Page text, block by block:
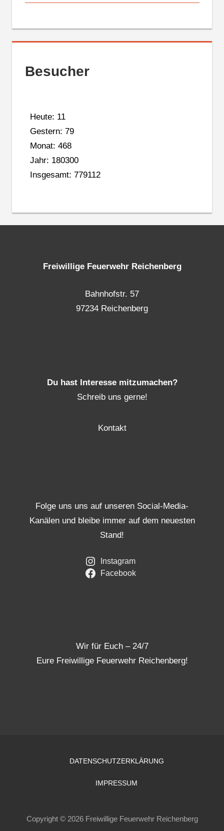
Besucher
Heute: 11
Gestern: 79
Monat: 468
Jahr: 180300
Insgesamt: 779112
Freiwillige Feuerwehr Reichenberg
Bahnhofstr. 57
97234 Reichenberg
Du hast Interesse mitzumachen?
Schreib uns gerne!
Kontakt
Folge uns uns auf unseren Social-Media-
Kanälen und bleibe immer auf dem neuesten
Stand!
Instagram
Facebook
Wir für Euch – 24/7
Eure Freiwillige Feuerwehr Reichenberg!
DATENSCHUTZERKLÄRUNG
IMPRESSUM
Copyright © 2026 Freiwillige Feuerwehr Reichenberg